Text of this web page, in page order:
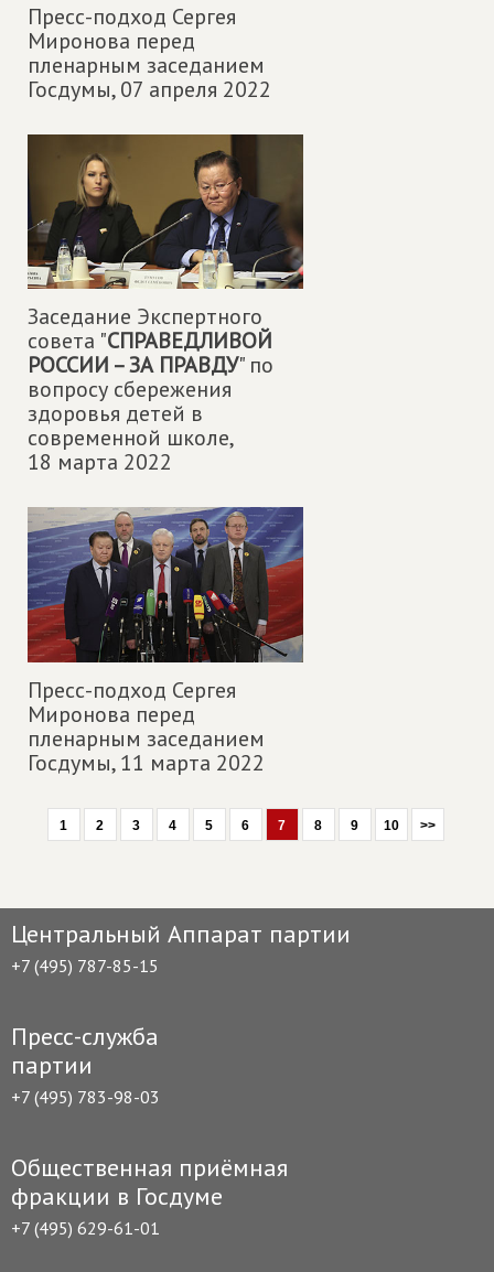
Пресс-подход Сергея
Миронова перед
пленарным заседанием
Госдумы,07 апреля 2022
Заседание Экспертного
совета "СПРАВЕДЛИВОЙ
РОССИИ – ЗА ПРАВДУ" по
вопросу сбережения
здоровья детей в
современной школе,
18 марта 2022
Пресс-подход Сергея
Миронова перед
пленарным заседанием
Госдумы,11 марта 2022
1 2 3 4 5 6 7 8 9 10 >>
Центральный Аппарат партии
+7 (495) 787-85-15
Пресс-служба
партии
+7 (495) 783-98-03
Общественная приёмная
фракции в Госдуме
+7 (495) 629-61-01